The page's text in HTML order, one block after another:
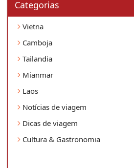
Categorias
Vietna
Camboja
Tailandia
Mianmar
Laos
Notícias de viagem
Dicas de viagem
Cultura & Gastronomia